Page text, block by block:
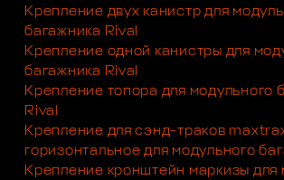
Крепление двух канистр для
багажника Rival
Крепление одной канистры для
багажника Rival
Крепление топора для модульного
Rival
Крепление для сэнд-траков
горизонтальное для модульного
Крепление кронштейн маркизы для